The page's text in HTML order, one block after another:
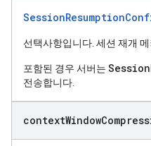
선택사항입니다. 세션 재개
포함된 경우 서버는
전송합니다.
contextWindow